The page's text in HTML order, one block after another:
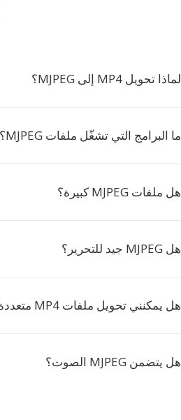
لماذا تحويل MP4 إلى MJPEG؟
ما البرامج التي تشغّل ملفات MJPEG؟
هل ملفات MJPEG كبيرة؟
هل MJPEG جيد للتحرير؟
هل يمكنني تحويل ملفات MP4 متعددة؟
هل يتضمن MJPEG الصوت؟